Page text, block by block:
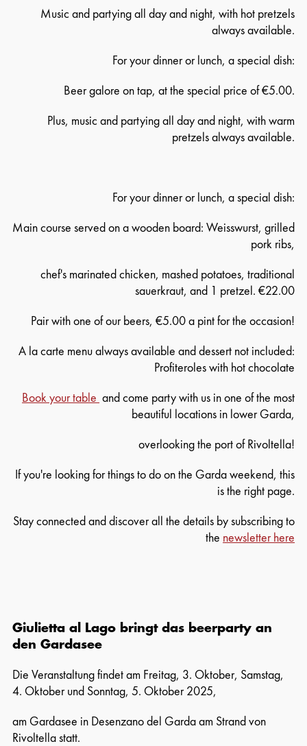
Music and partying all day and night, with hot pretzels
always available.
For your dinner or lunch, a special dish:
Beer galore on tap, at the special price of €5.00.
Plus, music and partying all day and night, with warm
pretzels always available.
For your dinner or lunch, a special dish:
Main course served on a wooden board: Weisswurst, grilled
pork ribs,
chef's marinated chicken, mashed potatoes, traditional
sauerkraut, and 1 pretzel. €22.00
Pair with one of our beers, €5.00 a pint for the occasion!
A la carte menu always available and dessert not included:
Profiteroles with hot chocolate
Book your table and come party with us in one of the most
beautiful locations in lower Garda,
overlooking the port of Rivoltella!
If you're looking for things to do on the Garda weekend, this
is the right page.
Stay connected and discover all the details by subscribing to
the newsletter here
Giulietta al Lago bringt das beerparty an
den Gardasee
Die Veranstaltung findet am Freitag, 3. Oktober, Samstag,
4. Oktober und Sonntag, 5. Oktober 2025,
am Gardasee in Desenzano del Garda am Strand von
Rivoltella statt.